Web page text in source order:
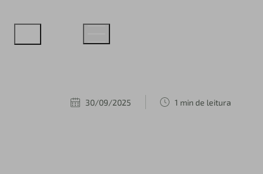
30/09/2025 1 min de leitura